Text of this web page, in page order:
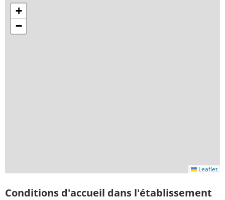
+
−
Leaflet
Conditions d'accueil dans l'établissement